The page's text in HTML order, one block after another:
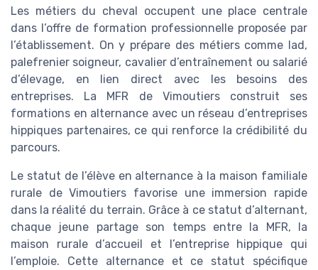
Les métiers du cheval occupent une place centrale
dans l’offre de formation professionnelle proposée par
l’établissement. On y prépare des métiers comme lad,
palefrenier soigneur, cavalier d’entraînement ou salarié
d’élevage, en lien direct avec les besoins des
entreprises. La MFR de Vimoutiers construit ses
formations en alternance avec un réseau d’entreprises
hippiques partenaires, ce qui renforce la crédibilité du
parcours.
Le statut de l’élève en alternance à la maison familiale
rurale de Vimoutiers favorise une immersion rapide
dans la réalité du terrain. Grâce à ce statut d’alternant,
chaque jeune partage son temps entre la MFR, la
maison rurale d’accueil et l’entreprise hippique qui
l’emploie. Cette alternance et ce statut spécifique